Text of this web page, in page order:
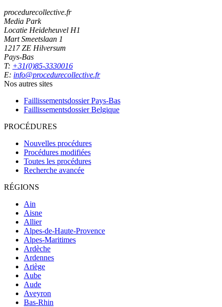
procedurecollective.fr
Media Park
Locatie Heideheuvel H1
Mart Smeetslaan 1
1217 ZE Hilversum
Pays-Bas
T: +31(0)85-3330016
E: info@procedurecollective.fr
Nos autres sites
Faillissementsdossier Pays-Bas
Faillissementsdossier Belgique
PROCÉDURES
Nouvelles procédures
Procédures modifiées
Toutes les procédures
Recherche avancée
RÉGIONS
Ain
Aisne
Allier
Alpes-de-Haute-Provence
Alpes-Maritimes
Ardèche
Ardennes
Ariège
Aube
Aude
Aveyron
Bas-Rhin